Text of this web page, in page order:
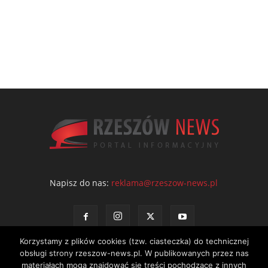
Napisz do nas: reklama@rzeszow-news.pl
Korzystamy z plików cookies (tzw. ciasteczka) do technicznej
obsługi strony rzeszow-news.pl. W publikowanych przez nas
materiałach mogą znajdować się treści pochodzące z innych